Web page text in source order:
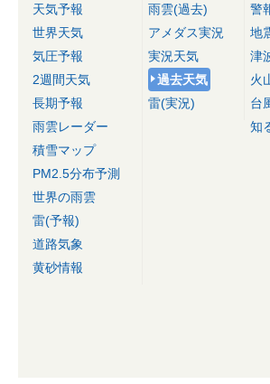
天気予報
世界天気
気圧予報
2週間天気
長期予報
雨雲レーダー
積雪マップ
PM2.5分布予測
世界の雨雲
雷(予報)
道路気象
黄砂情報
雨雲(過去)
アメダス実況
実況天気
過去天気
雷(実況)
警
地
津
火
台
知